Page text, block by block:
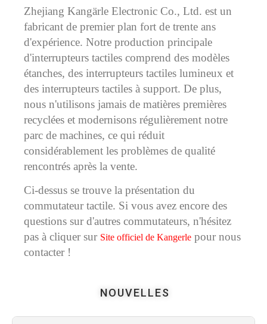
NOUVELLES
Zhejiang Kangärle Electronic Co., Ltd. est un
fabricant de premier plan fort de trente ans
d'expérience. Notre production principale
d'interrupteurs tactiles comprend des modèles
étanches, des interrupteurs tactiles lumineux et
des interrupteurs tactiles à support. De plus,
nous n'utilisons jamais de matières premières
recyclées et modernisons régulièrement notre
parc de machines, ce qui réduit
considérablement les problèmes de qualité
rencontrés après la vente.
Ci-dessus se trouve la présentation du
commutateur tactile. Si vous avez encore des
questions sur d'autres commutateurs, n'hésitez
pas à cliquer sur Site officiel de Kangerle pour nous
contacter !